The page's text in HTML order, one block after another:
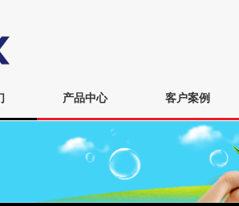
产品中心 客户案例